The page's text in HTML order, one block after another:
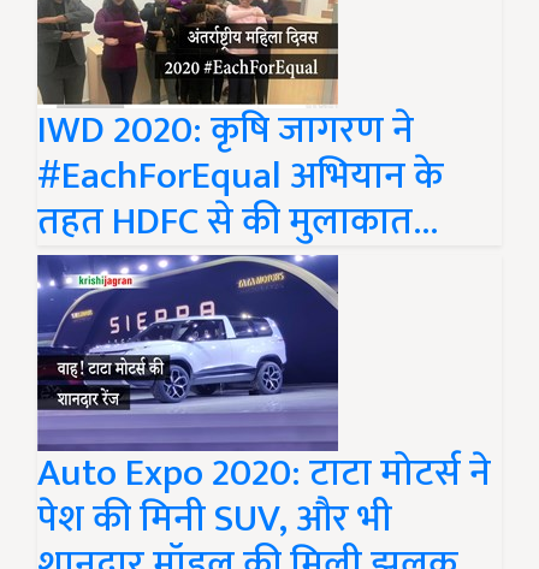
IWD 2020: कृषि जागरण ने
#EachForEqual अभियान के
तहत HDFC से की मुलाकात...
Auto Expo 2020: टाटा मोटर्स ने
पेश की मिनी SUV, और भी